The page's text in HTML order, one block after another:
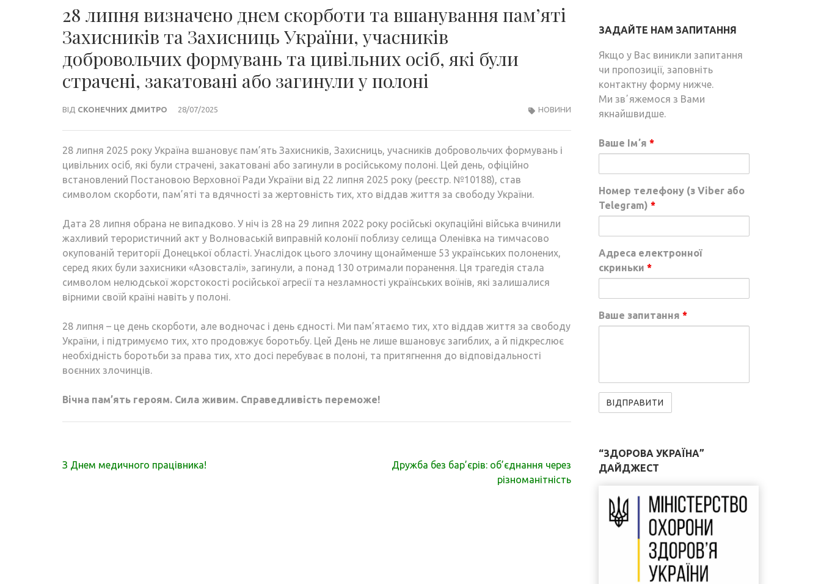
28 липня визначено днем скорботи та вшанування пам’яті
Захисників та Захисниць України, учасників
добровольчих формувань та цивільних осіб, які були
страчені, закатовані або загинули у полоні
ВІД СКОНЕЧНИХ ДМИТРО 28/07/2025 НОВИНИ
28 липня 2025 року Україна вшановує пам’ять Захисників, Захисниць, учасників добровольчих формувань і
цивільних осіб, які були страчені, закатовані або загинули в російському полоні. Цей день, офіційно
встановлений Постановою Верховної Ради України від 22 липня 2025 року (реєстр. №10188), став
символом скорботи, пам’яті та вдячності за жертовність тих, хто віддав життя за свободу України.
Дата 28 липня обрана не випадково. У ніч із 28 на 29 липня 2022 року російські окупаційні війська вчинили
жахливий терористичний акт у Волноваській виправній колонії поблизу селища Оленівка на тимчасово
окупованій території Донецької області. Унаслідок цього злочину щонайменше 53 українських полонених,
серед яких були захисники «Азовсталі», загинули, а понад 130 отримали поранення. Ця трагедія стала
символом нелюдської жорстокості російської агресії та незламності українських воїнів, які залишалися
вірними своїй країні навіть у полоні.
28 липня – це день скорботи, але водночас і день єдності. Ми пам’ятаємо тих, хто віддав життя за свободу
України, і підтримуємо тих, хто продовжує боротьбу. Цей День не лише вшановує загиблих, а й підкреслює
необхідність боротьби за права тих, хто досі перебуває в полоні, та притягнення до відповідальності
воєнних злочинців.
Вічна пам’ять героям. Сила живим. Справедливість переможе!
Навігація
З Днем медичного працівника!
Дружба без бар’єрів: об’єднання через
різноманітність
ЗАДАЙТЕ НАМ ЗАПИТАННЯ
Якщо у Вас виникли запитання
чи пропозиції, заповніть
контактну форму нижче.
Ми звʼяжемося з Вами
якнайшвидше.
Ваше Імʼя *
Номер телефону (з Viber або
Telegram) *
Адреса електронної
скриньки *
Ваше запитання *
“ЗДОРОВА УКРАЇНА”
ДАЙДЖЕСТ